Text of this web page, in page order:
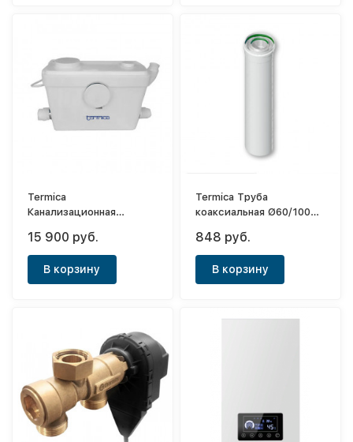
Termica
Канализационная
600
15 900 руб.
В корзину
Termica Труба
коаксиальная Ø60/100
848 руб.
В корзину